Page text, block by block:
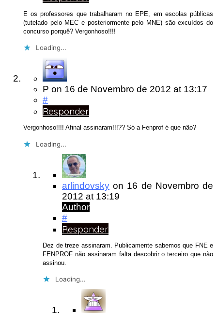
E os professores que trabalharam no EPE, em escolas públicas
(tutelado pelo MEC e posteriormente pelo MNE) são excuídos do
concurso porquê? Vergonhoso!!!!
Loading...
P on 16 de Novembro de 2012 at 13:17
#
Responder
Vergonhoso!!!! Afinal assinaram!!!?? Só a Fenprof é que não?
Loading...
arlindovsky on 16 de Novembro de
2012 at 13:19
Author
#
Responder
Dez de treze assinaram. Publicamente sabemos que FNE e
FENPROF não assinaram falta descobrir o terceiro que não
assinou.
Loading...